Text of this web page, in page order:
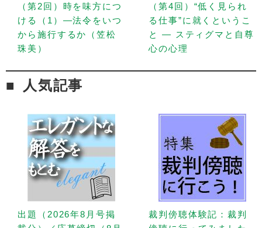
（第2回）時を味方につ
ける（1）—法令をいつ
から施行するか（笠松
珠美）
（第4回）“低く見られ
る仕事”に就くというこ
と — スティグマと自尊
心の心理
人気記事
出題（2026年8月号掲
裁判傍聴体験記：裁判